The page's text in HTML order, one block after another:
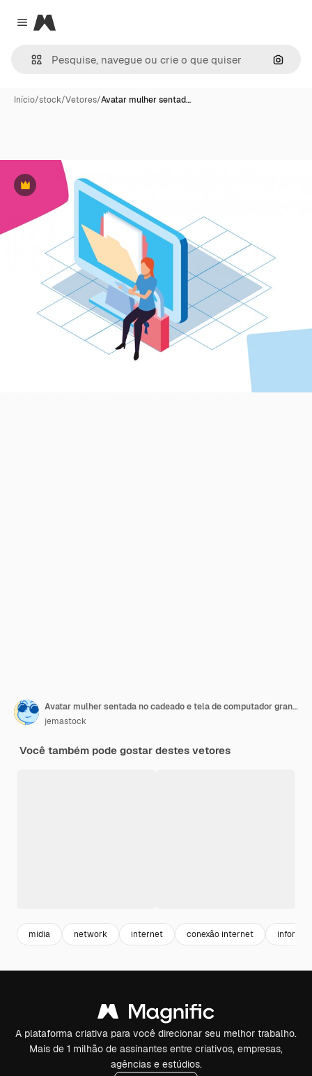
Close menu
Magnific
Início/stock/Vetores/Avatar mulher sentad…
Premium
Avatar mulher sentada no cadeado e tela de computador grande
jemastock
Você também pode gostar destes vetores
midia network internet conexão internet
A plataforma criativa para você direcionar seu melhor trabalho.
Mais de 1 milhão de assinantes entre criativos, empresas,
agências e estúdios.